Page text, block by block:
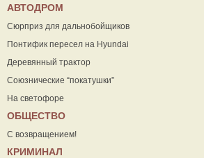
АВТОДРОМ
Сюрприз для дальнобойщиков
Понтифик пересел на Hyundai
Деревянный трактор
Союзнические “покатушки”
На светофоре
ОБЩЕСТВО
С возвращением!
КРИМИНАЛ